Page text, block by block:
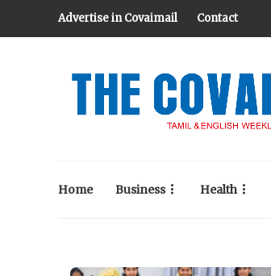
Advertise in Covaimail Contact
Home Business Health